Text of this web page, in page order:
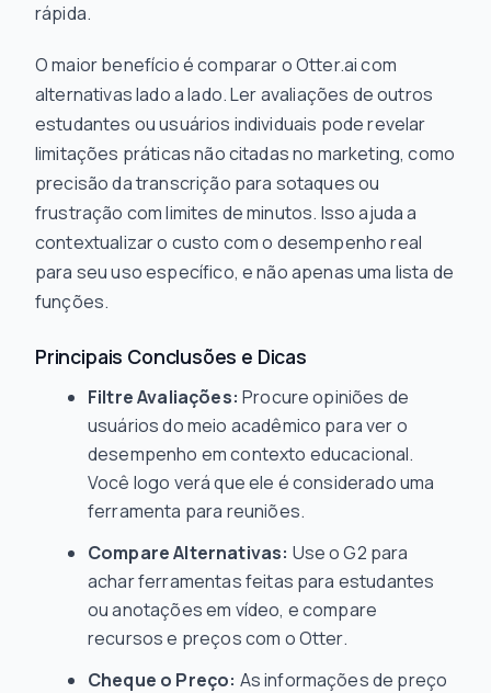
rápida.
O maior benefício é comparar o Otter.ai com
alternativas lado a lado. Ler avaliações de outros
estudantes ou usuários individuais pode revelar
limitações práticas não citadas no marketing, como
precisão da transcrição para sotaques ou
frustração com limites de minutos. Isso ajuda a
contextualizar o custo com o desempenho real
para seu uso específico, e não apenas uma lista de
funções.
Principais Conclusões e Dicas
Filtre Avaliações: Procure opiniões de
usuários do meio acadêmico para ver o
desempenho em contexto educacional.
Você logo verá que ele é considerado uma
ferramenta para reuniões.
Compare Alternativas: Use o G2 para
achar ferramentas feitas para estudantes
ou anotações em vídeo, e compare
recursos e preços com o Otter.
Cheque o Preço: As informações de preço